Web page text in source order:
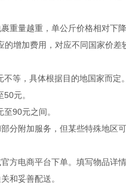
重量越重，单公斤价格相对下
增加费用，对应不同国家价差
等，具体根据目的地国家而定
元。
90元之间。
分附加服务，但某些特殊地区
方电商平台下单。填写物品详
和妥善配送。